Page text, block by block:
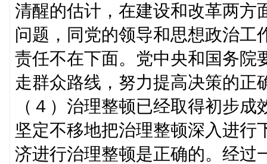
清醒的估计，在建设和改革两方
问题，同党的领导和思想政治工
责任不在下面。党中央和国务院
走群众路线，努力提高决策的正
（４）治理整顿已经取得初步
坚定不移地把治理整顿深入进行
济进行治理整顿是正确的。经过